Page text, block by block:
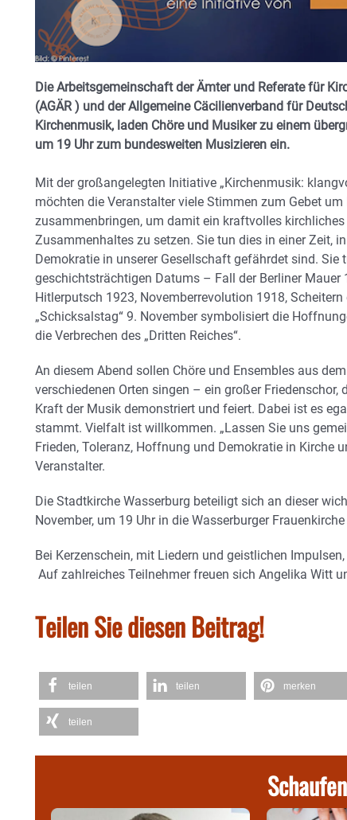
Die Arbeitsgemeinschaft der Ämter und Referate für
(AGÄR ) und der Allgemeine Cäcilienverband für
Kirchenmusik, laden Chöre und Musiker zu einem
um 19 Uhr zum bundesweiten Musizieren ein.
Mit der großangelegten Initiative „Kirchenmusik:
möchten die Veranstalter viele Stimmen zum Gebet
zusammenbringen, um damit ein kraftvolles
Zusammenhaltes zu setzen. Sie tun dies in einer Zeit,
Demokratie in unserer Gesellschaft gefährdet sind. Sie
geschichtsträchtigen Datums – Fall der Berliner Mauer
Hitlerputsch 1923, Novemberrevolution 1918,
„Schicksalstag“ 9. November symbolisiert die
die Verbrechen des „Dritten Reiches“.
An diesem Abend sollen Chöre und Ensembles aus
verschiedenen Orten singen – ein großer
Kraft der Musik demonstriert und feiert. Dabei ist es
stammt. Vielfalt ist willkommen. „Lassen Sie uns
Frieden, Toleranz, Hoffnung und Demokratie in Kirche
Veranstalter.
Die Stadtkirche Wasserburg beteiligt sich an dieser
November, um 19 Uhr in die Wasserburger Frauenkirche
Bei Kerzenschein, mit Liedern und geistlichen
Auf zahlreiches Teilnehmer freuen sich Angelika Witt
Teilen Sie diesen Beitrag!
teilen teilen merken
teilen